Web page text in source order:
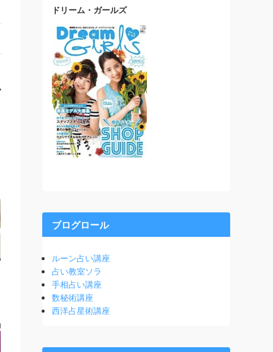
ドリーム・ガールズ
ブログロール
ルーン占い講座
占い教室ソラ
手相占い講座
数秘術講座
西洋占星術講座